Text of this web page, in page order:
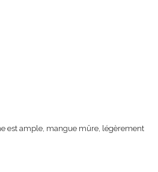
est ample, mangue mûre, légèrement